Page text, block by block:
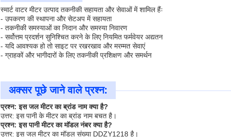
स्मार्ट वाटर मीटर उत्पाद तकनीकी सहायता और सेवाओं में शामिल हैंः
- उपकरण की स्थापना और सेटअप में सहायता
- तकनीकी समस्याओं का निदान और समस्या निवारण
- सर्वोत्तम प्रदर्शन सुनिश्चित करने के लिए नियमित फर्मवेयर अद्यतन
- यदि आवश्यक हो तो साइट पर रखरखाव और मरम्मत सेवाएं
- ग्राहकों और भागीदारों के लिए तकनीकी प्रशिक्षण और समर्थन
अक्सर पूछे जाने वाले प्रश्न:
प्रश्न: इस जल मीटर का ब्रांड नाम क्या है?
उत्तर: इस पानी के मीटर का ब्रांड नाम बचत है।
प्रश्न: इस पानी मीटर का मॉडल नंबर क्या है?
उत्तर: इस जल मीटर का मॉडल संख्या DDZY1218 है।